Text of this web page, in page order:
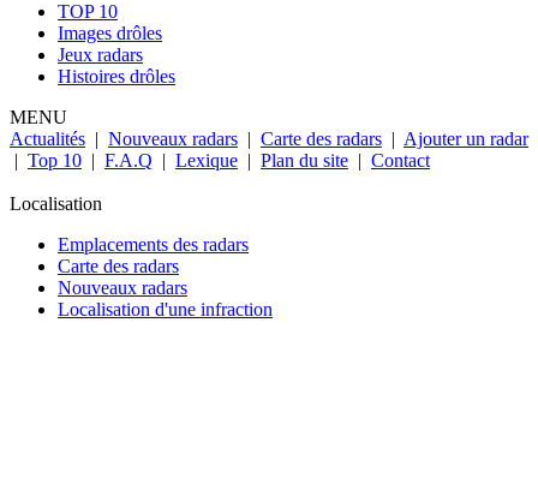
TOP 10
Images drôles
Jeux radars
Histoires drôles
MENU
Actualités | Nouveaux radars | Carte des radars | Ajouter un radar
| Top 10 | F.A.Q | Lexique | Plan du site | Contact
Localisation
Emplacements des radars
Carte des radars
Nouveaux radars
Localisation d'une infraction